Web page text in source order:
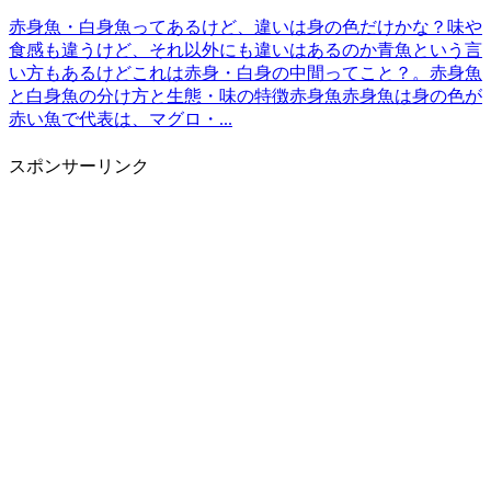
赤身魚・白身魚ってあるけど、違いは身の色だけかな？味や
食感も違うけど、それ以外にも違いはあるのか青魚という言
い方もあるけどこれは赤身・白身の中間ってこと？。赤身魚
と白身魚の分け方と生態・味の特徴赤身魚赤身魚は身の色が
赤い魚で代表は、マグロ・...
スポンサーリンク